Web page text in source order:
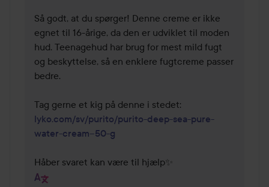
Så godt, at du spørger! Denne creme er ikke
egnet til 16-årige, da den er udviklet til moden
hud. Teenagehud har brug for mest mild fugt
og beskyttelse, så en enklere fugtcreme passer
bedre.
lyko.com/sv/purito/purito-deep-sea-pure-
water-cream--50-g
Håber svaret kan være til hjælp✨